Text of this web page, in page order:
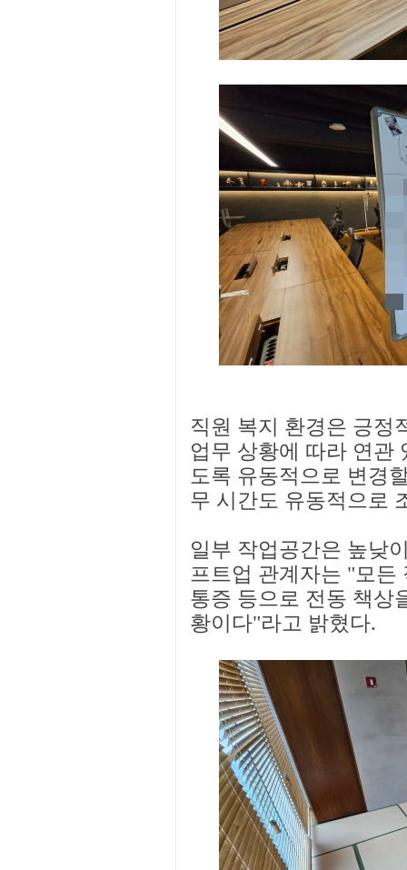
직원 복지 환경은 긍정
업무 상황에 따라 연관
도록 유동적으로 변경
무 시간도 유동적으로
일부 작업공간은 높낮
프트업 관계자는 "모든
통증 등으로 전동 책상
황이다"라고 밝혔다.